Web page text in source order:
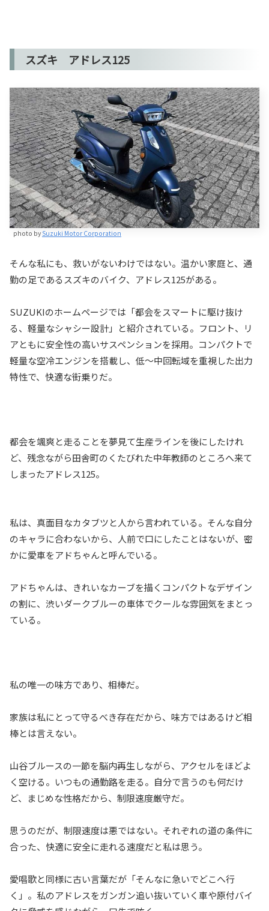
スズキ アドレス125
photo bySuzuki Motor Corporation
そんな私にも、救いがないわけではない。温かい家庭と、通
勤の足であるスズキのバイク、アドレス125がある。
SUZUKIのホームページでは「都会をスマートに駆け抜け
る、軽量なシャシー設計」と紹介されている。フロント、リ
アともに安全性の高いサスペンションを採用。コンパクトで
軽量な空冷エンジンを搭載し、低～中回転域を重視した出力
特性で、快適な街乗りだ。
都会を颯爽と走ることを夢見て生産ラインを後にしたけれ
ど、残念ながら田舎町のくたびれた中年教師のところへ来て
しまったアドレス125。
私は、真面目なカタブツと人から言われている。そんな自分
のキャラに合わないから、人前で口にしたことはないが、密
かに愛車をアドちゃんと呼んでいる。
アドちゃんは、きれいなカーブを描くコンパクトなデザイン
の割に、渋いダークブルーの車体でクールな雰囲気をまとっ
ている。
私の唯一の味方であり、相棒だ。
家族は私にとって守るべき存在だから、味方ではあるけど相
棒とは言えない。
山谷ブルースの一節を脳内再生しながら、アクセルをほどよ
く空ける。いつもの通勤路を走る。自分で言うのも何だけ
ど、まじめな性格だから、制限速度厳守だ。
思うのだが、制限速度は悪ではない。それぞれの道の条件に
合った、快適に安全に走れる速度だと私は思う。
愛唱歌と同様に古い言葉だが「そんなに急いでどこへ行
く」。私のアドレスをガンガン追い抜いていく車や原付バイ